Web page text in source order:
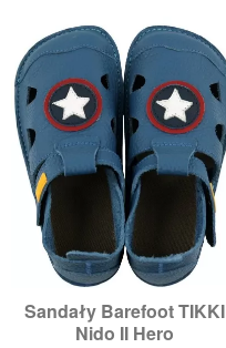
Sandały Barefoot TIKKI
Nido II Hero